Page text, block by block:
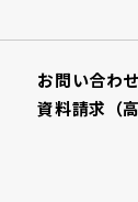
お問い合わ
資料請求（